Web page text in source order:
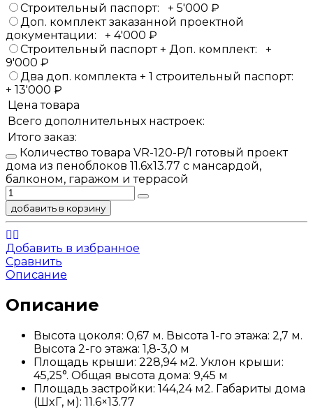
Строительный паспорт: + 5'000 ₽
Доп. комплект заказанной проектной
документации:
+ 4'000 ₽
Строительный паспорт + Доп. комплект:
+
9'000 ₽
Два доп. комплекта + 1 строительный паспорт:
+ 13'000 ₽
Цена товара
Всего дополнительных настроек:
Итого заказ:
Количество товара VR-120-P/1 готовый проект
дома из пеноблоков 11.6x13.77 с мансардой,
балконом, гаражом и террасой
добавить в корзину
Добавить в избранное
Сравнить
Описание
Описание
Высота цоколя: 0,67 м. Высота 1-го этажа: 2,7 м.
Высота 2-го этажа: 1,8-3,0 м
Площадь крыши: 228,94 м2. Уклон крыши:
45,25°. Общая высота дома: 9,45 м
Площадь застройки: 144,24 м2. Габариты дома
(ШxГ, м): 11.6×13.77